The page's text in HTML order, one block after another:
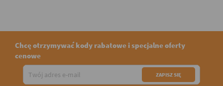
Chcę otrzymywać kody rabatowe i specjalne oferty
cenowe